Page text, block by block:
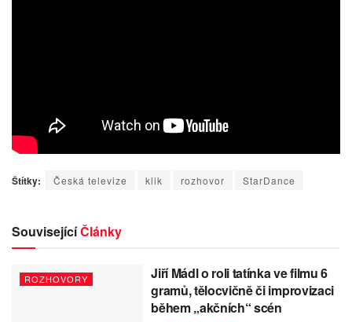
Štítky: Česká televize klik rozhovor StarDance
SouvisejícíČlánky
ROZHOVORY
Jiří Mádl o roli tatínka ve filmu 6
gramů, tělocvičně či improvizaci
během „akčních“ scén